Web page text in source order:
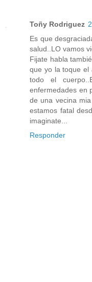
Toñy Rodriguez
Es que
salud..LO vamos
Fijate habla
que yo la toque el
todo el
enfermedades en
de una vecina
estamos fatal
imaginate...
Responder